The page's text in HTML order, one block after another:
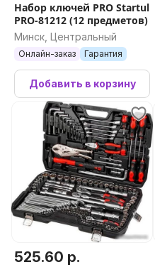
Набор ключей PRO Startul
PRO-81212 (12 предметов)
Минск, Центральный
Онлайн-заказ Гарантия
Добавить в корзину
525.60 р.